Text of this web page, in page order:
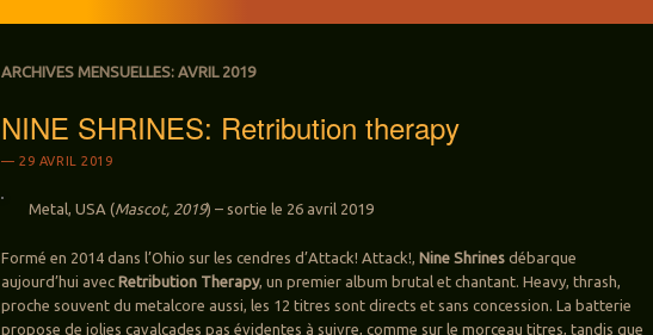
ARCHIVES MENSUELLES:AVRIL 2019
NINE SHRINES: Retribution therapy
29 AVRIL 2019
Metal, USA (Mascot, 2019) – sortie le 26 avril 2019
Formé en 2014 dans l’Ohio sur les cendres d’Attack! Attack!, Nine Shrines débarque
aujourd’hui avecRetribution Therapy, un premier album brutal et chantant. Heavy, thrash,
proche souvent du metalcore aussi, les 12 titres sont directs et sans concession. La batterie
propose de jolies cavalcades pas évidentes à suivre, comme sur le morceau titres, tandis que